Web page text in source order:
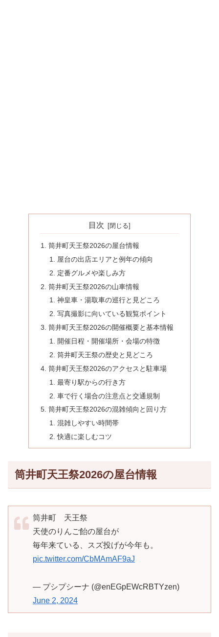
目次
筒井町天王祭2026の屋台情報
屋台の出店エリアと例年の傾向
定番グルメや楽しみ方
筒井町天王祭2026の山車情報
神皇車・湯取車の巡行と見どころ
写真撮影に向いている観覧ポイント
筒井町天王祭2026の開催概要と基本情報
開催日程・開催場所・会場の特徴
筒井町天王祭の歴史と見どころ
筒井町天王祭2026のアクセスと駐車場
最寄り駅からの行き方
車で行く場合の注意点と交通規制
筒井町天王祭2026の混雑傾向と回り方
混雑しやすい時間帯
快適に楽しむコツ
筒井町天王祭2026の屋台情報
筒井町 天王祭
天使のりんご飴の屋台が
毎年来ている、スズ投げが今年も。
pic.twitter.com/CbMAmAF9aJ
— プシプシーナ (@enEGpEWcRBTYzen)
June 2, 2024